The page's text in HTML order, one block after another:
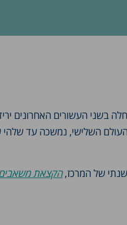
בשני העשורים האחרונים
השלישי, נמשכה עד
של המרכז,הקצאת משאבים